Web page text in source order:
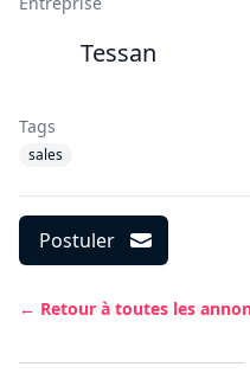
Tessan
Tags
sales
Postuler
← Retour à toutes les